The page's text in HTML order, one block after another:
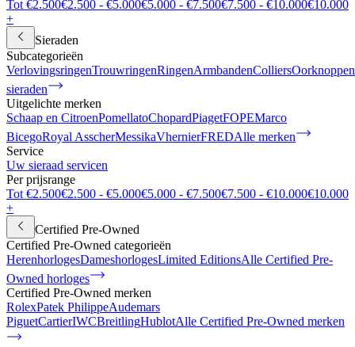
Tot €2.500€2.500 - €5.000€5.000 - €7.500€7.500 - €10.000€10.000
+
Sieraden
Subcategorieën
VerlovingsringenTrouwringenRingenArmbandenColliersOorknoppen
sieraden
Uitgelichte merken
Schaap en CitroenPomellatoChopardPiagetFOPEMarco
BicegoRoyal AsscherMessikaVhernierFREDAlle merken
Service
Uw sieraad servicen
Per prijsrange
Tot €2.500€2.500 - €5.000€5.000 - €7.500€7.500 - €10.000€10.000
+
Certified Pre-Owned
Certified Pre-Owned categorieën
HerenhorlogesDameshorlogesLimited EditionsAlle Certified Pre-
Owned horloges
Certified Pre-Owned merken
RolexPatek PhilippeAudemars
PiguetCartierIWCBreitlingHublotAlle Certified Pre-Owned merken